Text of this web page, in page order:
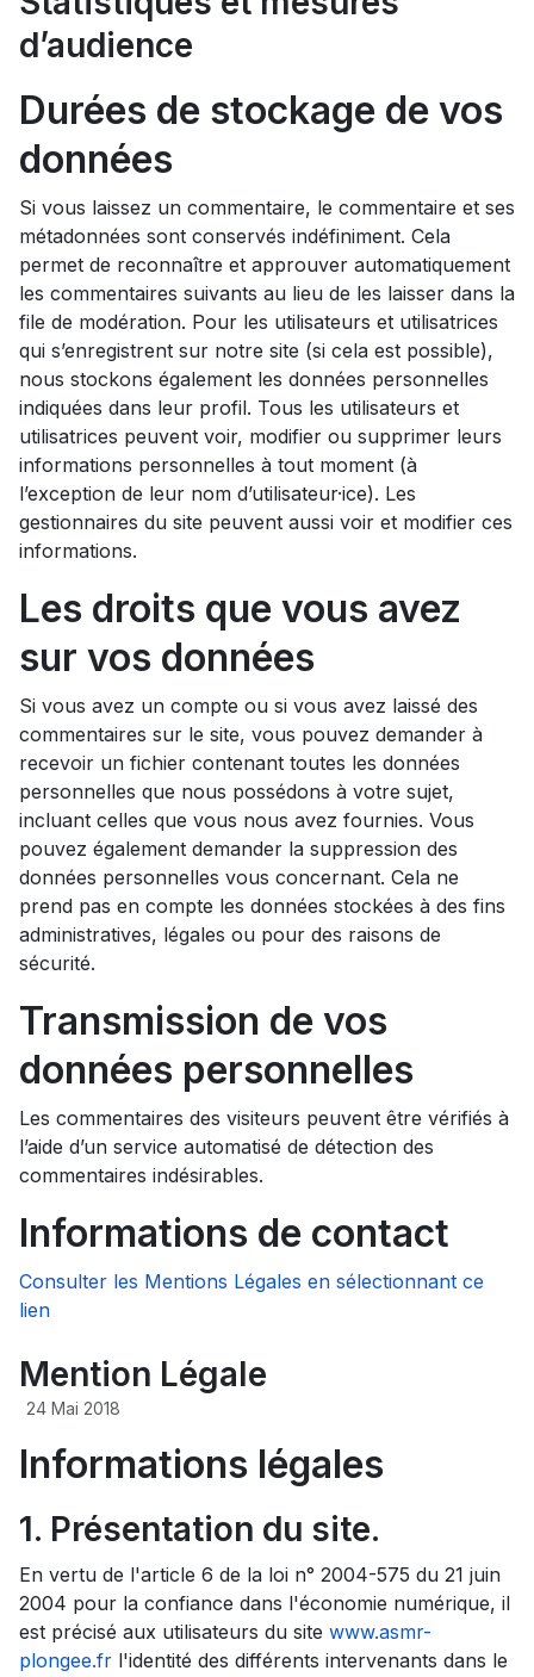
d’audience
Durées de stockage de vos
données
Si vous laissez un commentaire, le commentaire et ses
métadonnées sont conservés indéfiniment. Cela
permet de reconnaître et approuver automatiquement
les commentaires suivants au lieu de les laisser dans la
file de modération. Pour les utilisateurs et utilisatrices
qui s’enregistrent sur notre site (si cela est possible),
nous stockons également les données personnelles
indiquées dans leur profil. Tous les utilisateurs et
utilisatrices peuvent voir, modifier ou supprimer leurs
informations personnelles à tout moment (à
l’exception de leur nom d’utilisateur·ice). Les
gestionnaires du site peuvent aussi voir et modifier ces
informations.
Les droits que vous avez
sur vos données
Si vous avez un compte ou si vous avez laissé des
commentaires sur le site, vous pouvez demander à
recevoir un fichier contenant toutes les données
personnelles que nous possédons à votre sujet,
incluant celles que vous nous avez fournies. Vous
pouvez également demander la suppression des
données personnelles vous concernant. Cela ne
prend pas en compte les données stockées à des fins
administratives, légales ou pour des raisons de
sécurité.
Transmission de vos
données personnelles
Les commentaires des visiteurs peuvent être vérifiés à
l’aide d’un service automatisé de détection des
commentaires indésirables.
Informations de contact
Consulter les Mentions Légales en sélectionnant ce
lien
Mention Légale
24 Mai 2018
Informations légales
1. Présentation du site.
En vertu de l'article 6 de la loi n° 2004-575 du 21 juin
2004 pour la confiance dans l'économie numérique, il
est précisé aux utilisateurs du site www.asmr-
plongee.fr l'identité des différents intervenants dans le